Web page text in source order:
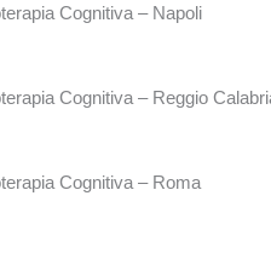
Cognitiva – Napoli
Cognitiva – Reggio
Cognitiva – Roma